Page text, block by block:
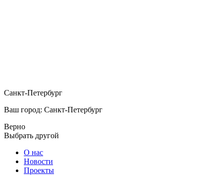
Санкт-Петербург
Ваш город: Санкт-Петербург
Верно
Выбрать другой
О нас
Новости
Проекты